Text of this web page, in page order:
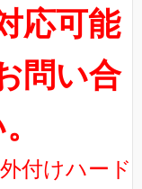
応可能
問い合
付けハード